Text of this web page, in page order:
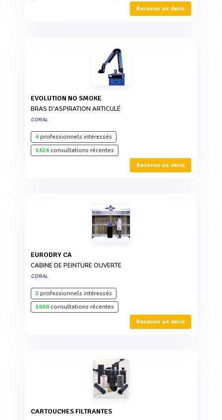
Recevoir un devis
EVOLUTION NO SMOKE
BRAS D'ASPIRATION ARTICULÉ
CORAL
4professionnels intéressés
1424consultations récentes
Recevoir un devis
EURODRY CA
CABINE DE PEINTURE OUVERTE
CORAL
3 professionnels intéressés
1660consultations récentes
Recevoir un devis
CARTOUCHES FILTRANTES